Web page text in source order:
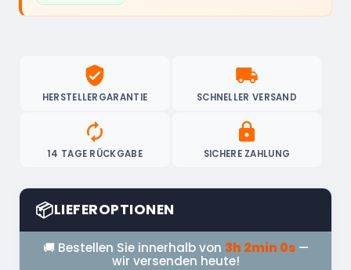
verified_user
HERSTELLERGARANTIE
local_shipping
SCHNELLER VERSAND
autorenew
14 TAGE RÜCKGABE
lock
SICHERE ZAHLUNG
📦LIEFEROPTIONEN
🚚 Bestellen Sie innerhalb von 3h 1min 59s —
wir versenden heute!